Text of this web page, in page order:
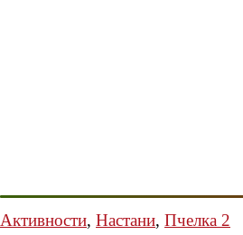
Активности, Настани, Пчелка 2